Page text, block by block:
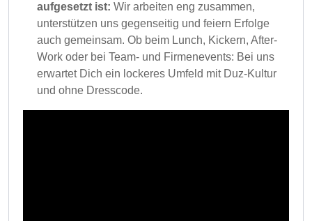
aufgesetzt ist: Wir arbeiten eng zusammen,
unterstützen uns gegenseitig und feiern Erfolge
auch gemeinsam. Ob beim Lunch, Kickern, After-
Work oder bei Team- und Firmenevents: Bei uns
erwartet Dich ein lockeres Umfeld mit Duz-Kultur
und ohne Dresscode.